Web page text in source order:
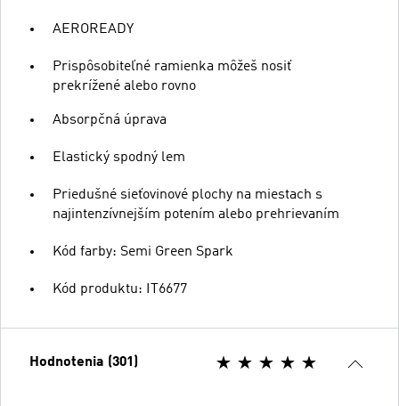
AEROREADY
Prispôsobiteľné ramienka môžeš nosiť
prekrížené alebo rovno
Absorpčná úprava
Elastický spodný lem
Priedušné sieťovinové plochy na miestach s
najintenzívnejším potením alebo prehrievaním
Kód farby: Semi Green Spark
Kód produktu: IT6677
Hodnotenia (301)